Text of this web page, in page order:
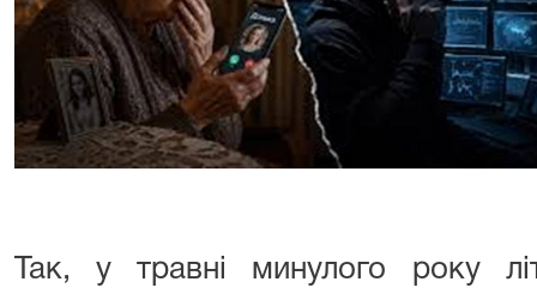
Так, у травні минулого року